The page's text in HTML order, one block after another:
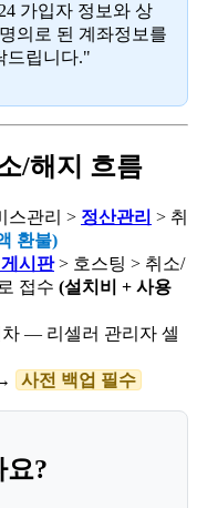
가입자 정보와 상
의로 된 계좌정보를
드립니다."
/해지 흐름
스관리 > 정산관리 > 취
환불)
시판> 호스팅 > 취소/
접수 (설치비 + 사용
— 리셀러 관리자 셀
사전 백업 필수
요?